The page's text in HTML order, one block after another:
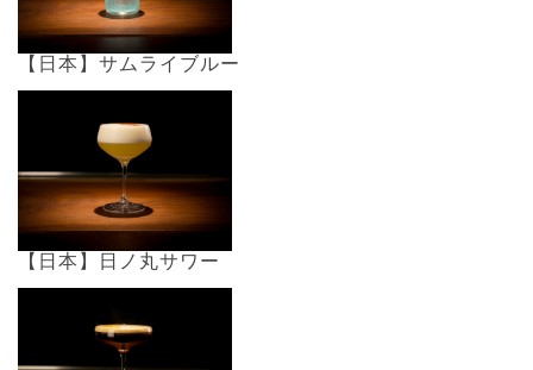
【日本】サムライブルー
【日本】日ノ丸サワー